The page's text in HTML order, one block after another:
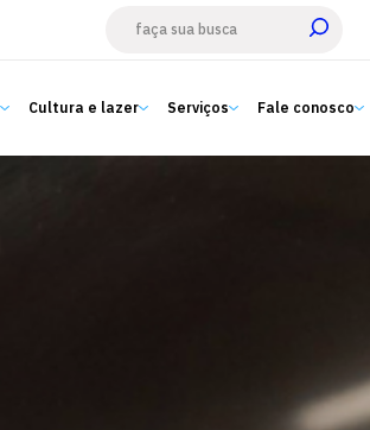
Cultura e lazer Serviços Fale conosco
Estude aqui